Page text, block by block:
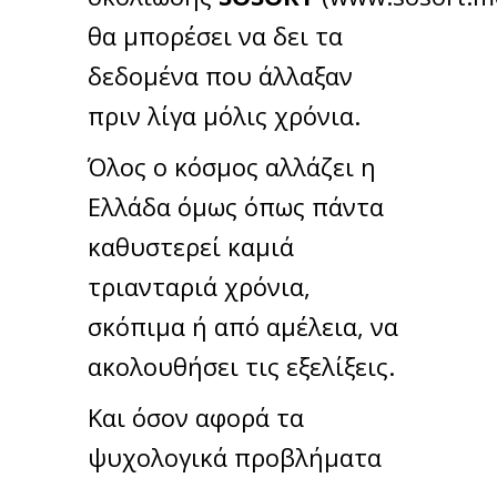
θα μπορέσει να δει τα
δεδομένα που άλλαξαν
πριν λίγα μόλις χρόνια.
Όλος ο κόσμος αλλάζει η
Ελλάδα όμως όπως πάντα
καθυστερεί καμιά
τριανταριά χρόνια,
σκόπιμα ή από αμέλεια, να
ακολουθήσει τις εξελίξεις.
Και όσον αφορά τα
ψυχολογικά προβλήματα